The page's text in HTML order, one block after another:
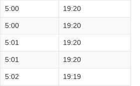
5:00 19:20
5:00 19:20
5:01 19:20
5:01 19:20
5:02 19:19